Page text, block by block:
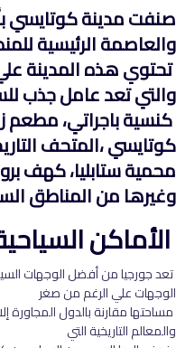
صنفت مدينة كوتايسي
والعاصمة الرئيسية
تحتوي هذه المدينة
والتي تعد عامل جذب
كنسية باجراتي، مطعم
كوتايسي ،المتحف
محمية ستابليا، كهف
وغيرها من المناطق
الأماكن
تعد جورجيا من أفضل الوجهات
الوجهات علي الرغم من صغر
مساحتها مقارنة بالدول المجاورة
والمعالم التاريخية التي